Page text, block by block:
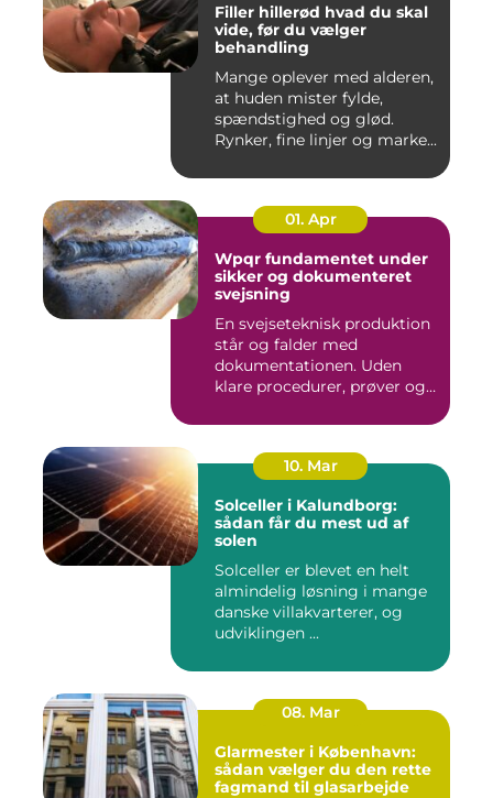
Filler hillerød hvad du skal
vide, før du vælger
behandling
Mange oplever med alderen,
at huden mister fylde,
spændstighed og glød.
Rynker, fine linjer og marke...
01. Apr
Wpqr fundamentet under
sikker og dokumenteret
svejsning
En svejseteknisk produktion
står og falder med
dokumentationen. Uden
klare procedurer, prøver og
10. Mar
Solceller i Kalundborg:
sådan får du mest ud af
solen
Solceller er blevet en helt
almindelig løsning i mange
danske villakvarterer, og
udviklingen ...
08. Mar
Glarmester i København:
sådan vælger du den rette
fagmand til glasarbejde